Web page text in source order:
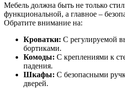
Мебель должна быть не только
функциональной, а главное –
Обратите внимание на:
Кроватки: С регулируемой
бортиками.
Комоды: С креплениями к
падения.
Шкафы: С безопасными
дверей.